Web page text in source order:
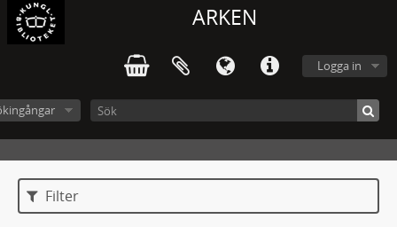
ARKEN
Logga in
Filter